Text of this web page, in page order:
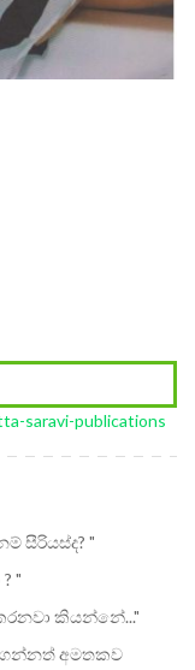
saravi-publications
සීරියස්ද? "
"
කියන්නේ..."
ගන්නත් අමතකව